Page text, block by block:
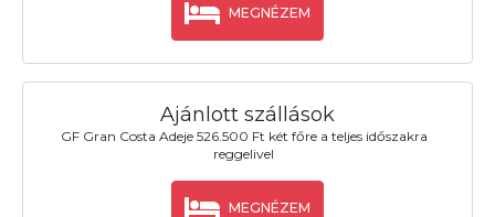
MEGNÉZEM
Ajánlott szállások
GF Gran Costa Adeje 526.500 Ft két főre a teljes időszakra
reggelivel
MEGNÉZEM